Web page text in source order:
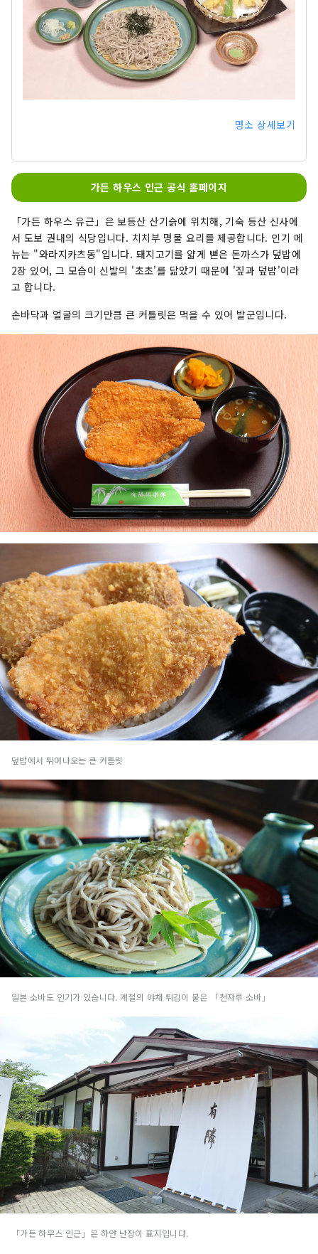
명소 상세보기
가든 하우스 인근 공식 홈페이지
「가든 하우스 유근」은 보등산 산기슭에 위치해, 기숙 등산 신사에
서 도보 권내의 식당입니다. 치치부 명물 요리를 제공합니다. 인기 메
뉴는 "와라지카츠동"입니다. 돼지고기를 얇게 뻗은 돈까스가 덮밥에
2장 있어, 그 모습이 신발의 '초초'를 닮았기 때문에 '짚과 덮밥'이라
고 합니다.
손바닥과 얼굴의 크기만큼 큰 커틀릿은 먹을 수 있어 발군입니다.
덮밥에서 튀어나오는 큰 커틀릿
일본 소바도 인기가 있습니다. 계절의 야채 튀김이 붙은 「천자루 소바」
「가든 하우스 인근」은 하얀 난장이 표지입니다.